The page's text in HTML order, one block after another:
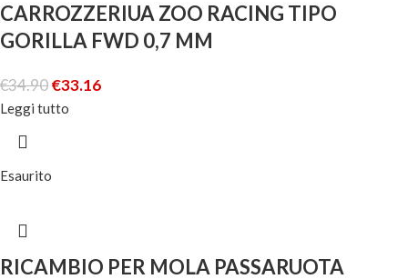
CARROZZERIUA ZOO RACING TIPO
GORILLA FWD 0,7 MM
€34.90€33.16
Leggi tutto
Esaurito
RICAMBIO PER MOLA PASSARUOTA